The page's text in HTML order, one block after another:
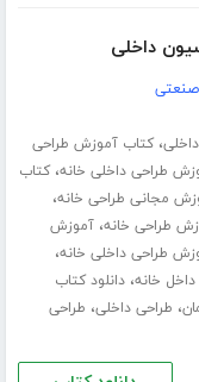
داخلی
،کتاب آموزش طراحی
طراحی داخلی خانه،کتاب
مجانی طراحی خانه،
طراحی خانه،آموزش
طراحی داخلی خانه،
خانه،دانلود کتاب
، طراحی داخلی، طراحی